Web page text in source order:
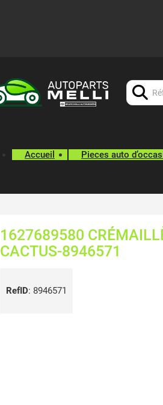
Accueil Pieces auto
1627689580
CACTUS-8946571
RefID: 8946571